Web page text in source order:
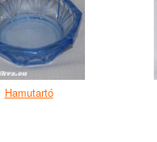
Hamutartó